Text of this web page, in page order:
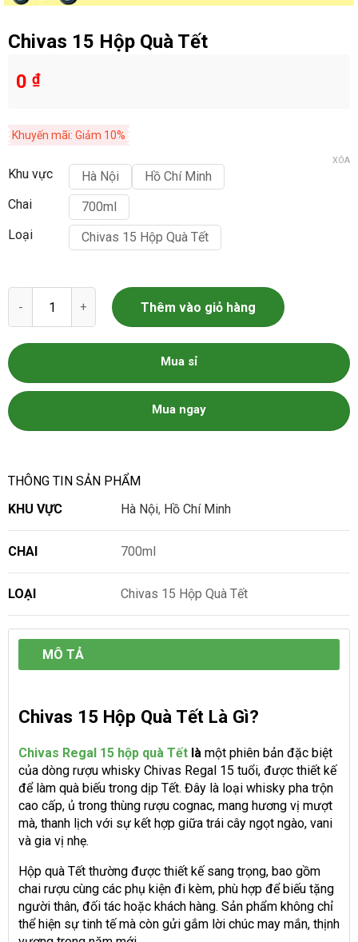
Chivas 15 Hộp Quà Tết
0 ₫
Khuyến mãi: Giảm 10%
Khu vực Hà Nội
Hồ Chí Minh
Chai
700ml
Loại
Chivas 15 Hộp Quà Tết
XÓA
Chivas 15 Hộp Quà Tết số lượng
Thêm vào giỏ hàng
Mua sỉ
Mua ngay
THÔNG TIN SẢN PHẨM
KHU VỰC
Hà Nội, Hồ Chí Minh
CHAI 700ml
LOẠI Chivas 15 Hộp Quà Tết
MÔ TẢ
Chivas 15 Hộp Quà Tết Là Gì?
Chivas Regal 15 hộp quà Tết là một phiên bản đặc biệt
của dòng rượu whisky Chivas Regal 15 tuổi, được thiết kế
để làm quà biếu trong dịp Tết. Đây là loại whisky pha trộn
cao cấp, ủ trong thùng rượu cognac, mang hương vị mượt
mà, thanh lịch với sự kết hợp giữa trái cây ngọt ngào, vani
và gia vị nhẹ.
Hộp quà Tết thường được thiết kế sang trọng, bao gồm
chai rượu cùng các phụ kiện đi kèm, phù hợp để biếu tặng
người thân, đối tác hoặc khách hàng. Sản phẩm không chỉ
thể hiện sự tinh tế mà còn gửi gắm lời chúc may mắn, thịnh